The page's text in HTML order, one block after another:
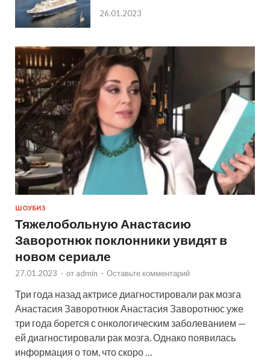
26.01.2023
ШОУБИЗ
Тяжелобольную Анастасию
Заворотнюк поклонники увидят в
новом сериале
27.01.2023 - от admin - Оставьте комментарий
Три года назад актрисе диагностировали рак мозга
Анастасия Заворотнюк Анастасия Заворотнюс уже
три года борется с онкологическим заболеванием —
ей диагностировали рак мозга. Однако появилась
информация о том, что скоро …